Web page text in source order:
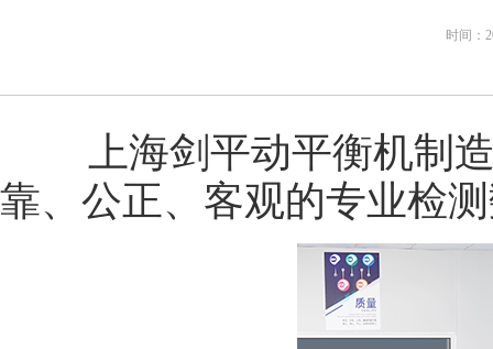
时间：
上海剑平动平衡机制造
靠、公正、客观的专业检